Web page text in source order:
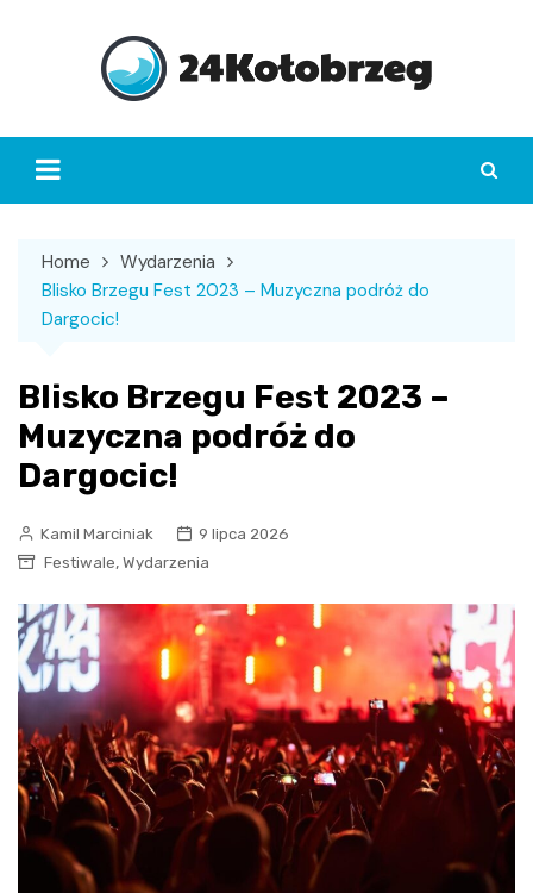
Home
Wydarzenia
Blisko Brzegu Fest 2023 – Muzyczna podróż do
Dargocic!
Blisko Brzegu Fest 2023 –
Muzyczna podróż do
Dargocic!
Kamil Marciniak
9 lipca 2026
Festiwale, Wydarzenia